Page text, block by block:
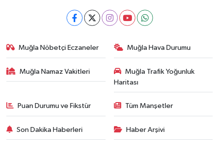
Muğla Nöbetçi Eczaneler Muğla Hava Durumu
Muğla Namaz Vakitleri
Muğla Trafik Yoğunluk
Haritası
Puan Durumu ve Fikstür Tüm Manşetler
Son Dakika Haberleri Haber Arşivi